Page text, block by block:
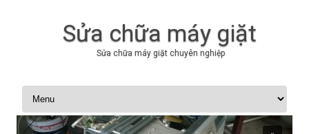
Sửa chữa máy giặt
Sửa chữa máy giặt chuyên nghiệp
Skip to content